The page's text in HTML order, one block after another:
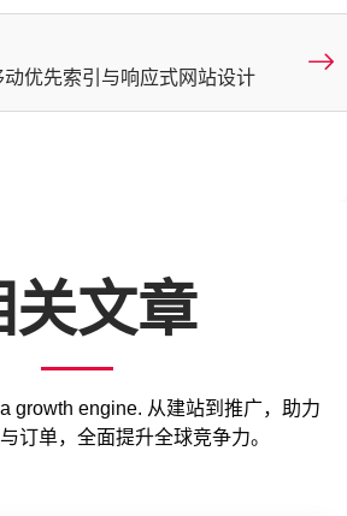
优先索引与响应式网站设计
关文章
growth engine. 从建站到推广，助力
订单，全面提升全球竞争力。